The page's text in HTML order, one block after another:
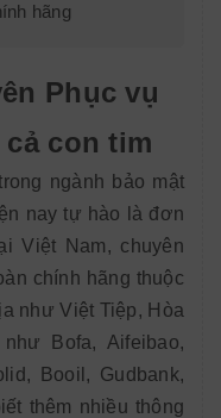
hãng
Phục vụ
con tim
ngành bảo mật
nay tự hào là đơn
Việt Nam, chuyên
chính hãng thuộc
như Việt Tiệp, Hòa
Bofa, Aifeibao,
Booil, Gudbank,
thêm nhiều thông